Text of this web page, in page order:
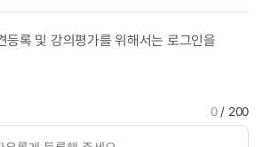
등록 및 강의평가를 위해서는 로그인을
0/ 200